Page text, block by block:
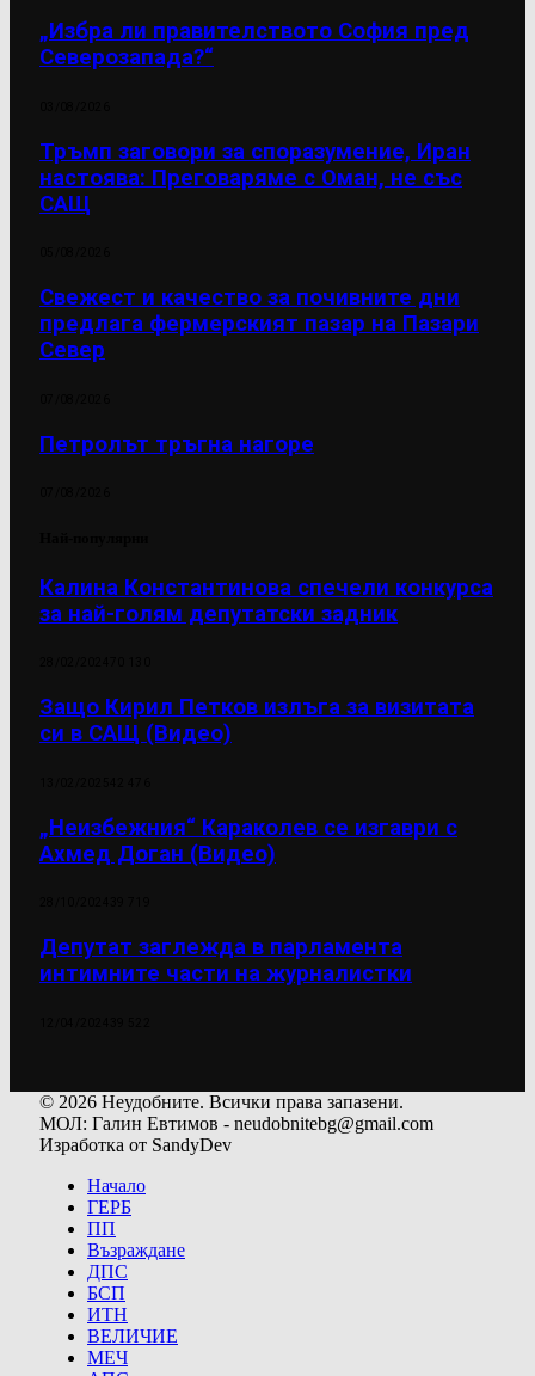
„Избра ли правителството София пред
Северозапада?“
Тръмп заговори за споразумение, Иран
настоява: Преговаряме с Оман, не със
САЩ
Свежест и качество за почивните дни
предлага фермерският пазар на Пазари
Север
Петролът тръгна нагоре
Калина Константинова спечели конкурса
за най-голям депутатски задник
Защо Кирил Петков излъга за визитата
си в САЩ (Видео)
„Неизбежния“ Караколев се изгаври с
Ахмед Доган (Видео)
Депутат заглежда в парламента
интимните части на журналистки
© 2026 Неудобните. Всички права запазени.
МОЛ: Галин Евтимов - neudobnitebg@gmail.com
Изработка от SandyDev
Начало
ГЕРБ
ПП
Възраждане
ДПС
БСП
ИТН
ВЕЛИЧИЕ
МЕЧ